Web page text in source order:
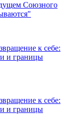
Союзного
к себе:
и границы
к себе:
и границы